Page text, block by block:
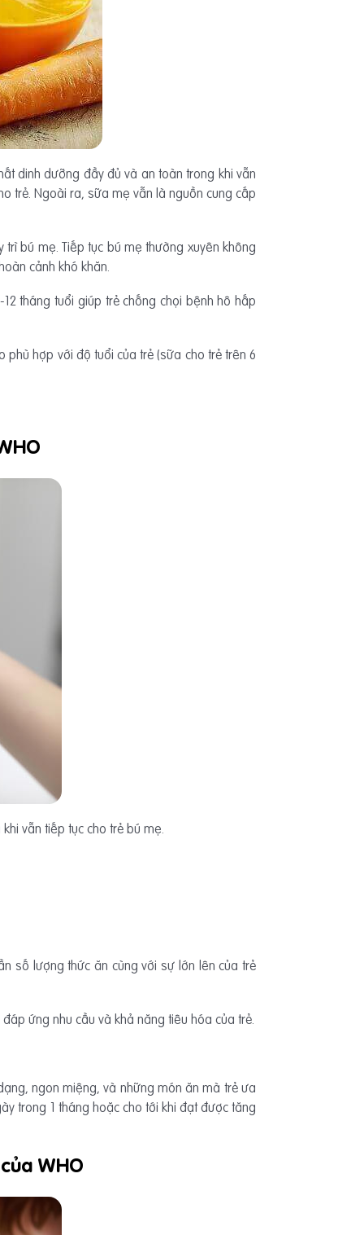
dinh dưỡng đầy đủ và an toàn trong khi vẫn
trẻ. Ngoài ra, sữa mẹ vẫn là nguồn cung cấp
bú mẹ. Tiếp tục bú mẹ thường xuyên không
cảnh khó khăn.
tháng tuổi giúp trẻ chống chọi bệnh hô hấp
hợp với độ tuổi của trẻ (sữa cho trẻ trên 6
vẫn tiếp tục cho trẻ bú mẹ.
số lượng thức ăn cùng với sự lớn lên của trẻ
ứng nhu cầu và khả năng tiêu hóa của trẻ.
ngon miệng, và những món ăn mà trẻ ưa
trong 1 tháng hoặc cho tới khi đạt được tăng
WHO